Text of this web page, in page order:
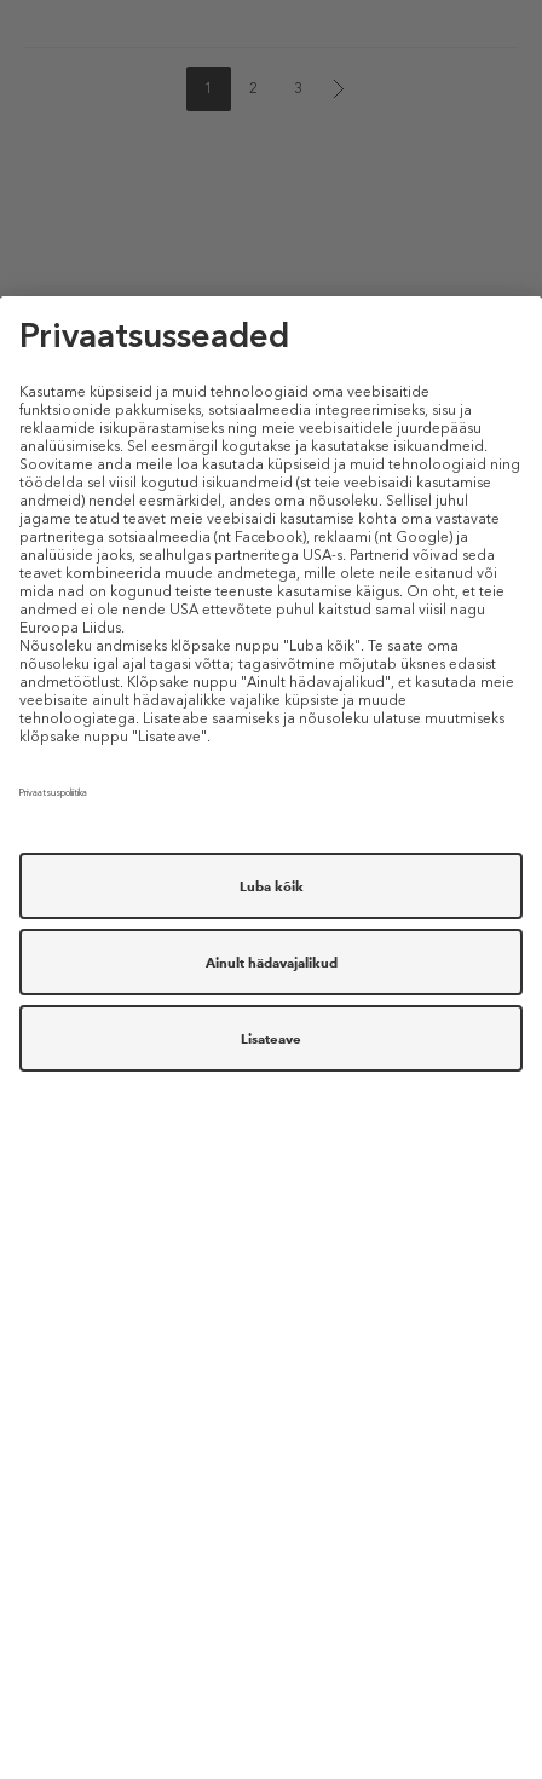
1 2 3